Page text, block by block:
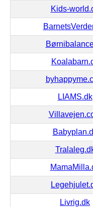
Kids-
LIAMS.dk
Livrig.dk